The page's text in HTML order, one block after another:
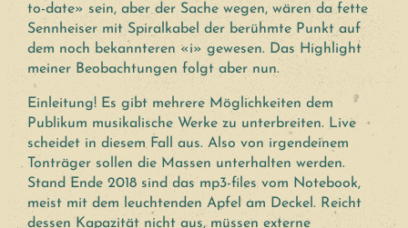
to-date» sein, aber der Sache wegen, wären da fette
Sennheiser mit Spiralkabel der berühmte Punkt auf
dem noch bekannteren «i» gewesen. Das Highlight
meiner Beobachtungen folgt aber nun.
Einleitung! Es gibt mehrere Möglichkeiten dem
Publikum musikalische Werke zu unterbreiten. Live
scheidet in diesem Fall aus. Also von irgendeinem
Tonträger sollen die Massen unterhalten werden.
Stand Ende 2018 sind das mp3-files vom Notebook,
meist mit dem leuchtenden Apfel am Deckel. Reicht
dessen Kapazität nicht aus, müssen externe